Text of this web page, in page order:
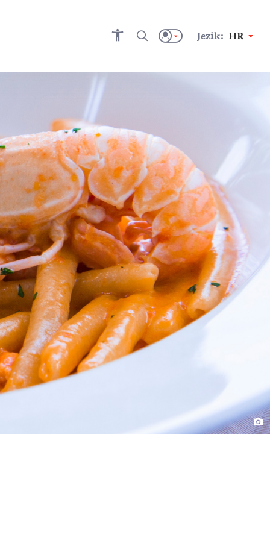
Jezik: HR